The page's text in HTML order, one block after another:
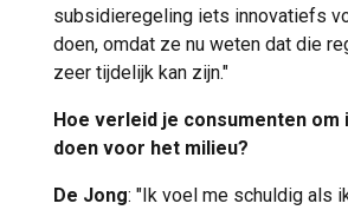
subsidieregeling iets innovatiefs
doen, omdat ze nu weten dat die
zeer tijdelijk kan zijn."
Hoe verleid je consumenten
doen voor het milieu?
De Jong: "Ik voel me schuldig als